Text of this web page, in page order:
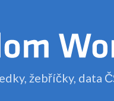
žebříčky, data